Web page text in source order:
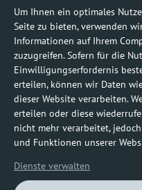
Um Ihnen ein optimales
Seite zu bieten, verwenden
Informationen auf Ihrem
zuzugreifen. Sofern für die
Einwilligungserfordernis
erteilen, können wir Daten
dieser Website verarbeiten.
erteilen oder diese
nicht mehr verarbeitet,
und Funktionen unserer
Dienste verwalten
0800 1219100-10